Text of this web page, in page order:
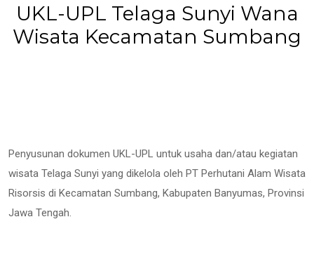
UKL-UPL Telaga Sunyi Wana
Wisata Kecamatan Sumbang
Penyusunan dokumen UKL-UPL untuk usaha dan/atau kegiatan
wisata Telaga Sunyi yang dikelola oleh PT Perhutani Alam Wisata
Risorsis di Kecamatan Sumbang, Kabupaten Banyumas, Provinsi
Jawa Tengah.